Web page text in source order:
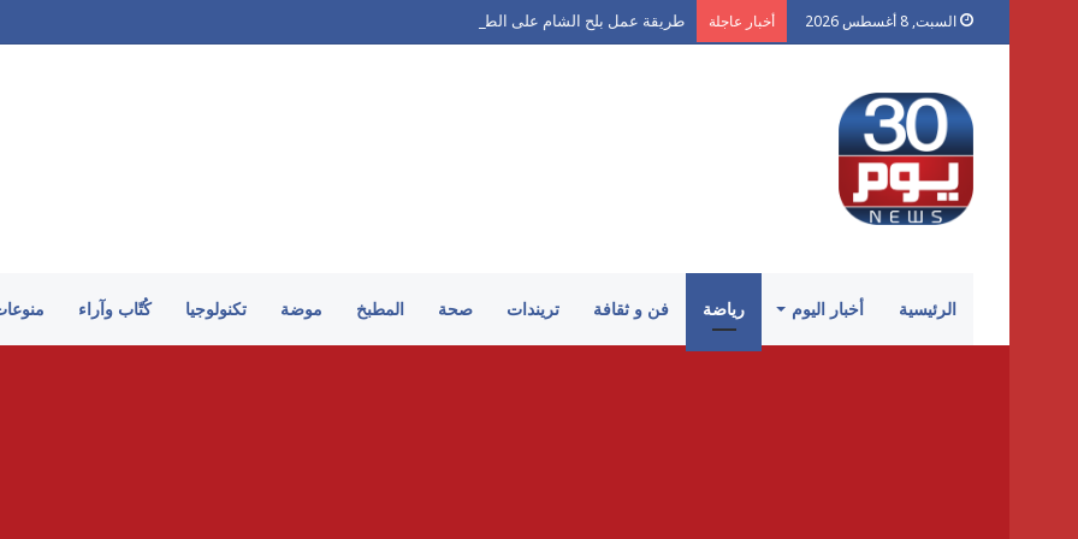
السبت, 8 أغسطس 2026 أخبار عاجلة طريقة عمل بلح الشام على الطريقة السورية
الرئيسية أخبار اليوم رياضة فن و ثقافة تريندات صحة المطبخ موضة تكنولوجيا كُتّاب وآراء